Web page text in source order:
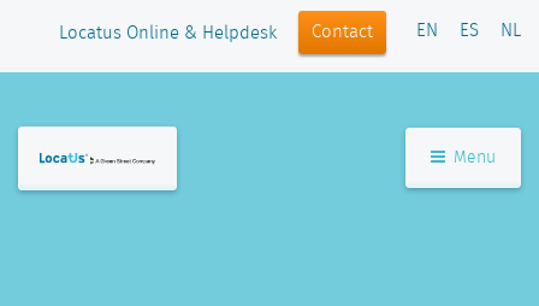
Locatus Online & Helpdesk Contact EN ES NL
Menu